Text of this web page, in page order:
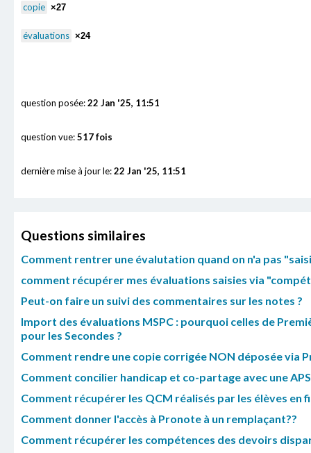
copie ×27
évaluations ×24
question posée:22 Jan '25, 11:51
question vue:517 fois
dernière mise à jour le:22 Jan '25, 11:51
Questions similaires
Comment rentrer une évalutation quand on n'a pas
comment récupérer mes évaluations saisies via
Peut-on faire un suivi des commentaires sur les notes ?
Import des évaluations MSPC : pourquoi celles de
pour les Secondes ?
Comment rendre une copie corrigée NON déposée via
Comment concilier handicap et co-partage avec une
Comment récupérer les QCM réalisés par les élèves en
Comment donner l'accès à Pronote à un remplaçant??
Comment récupérer les compétences des devoirs